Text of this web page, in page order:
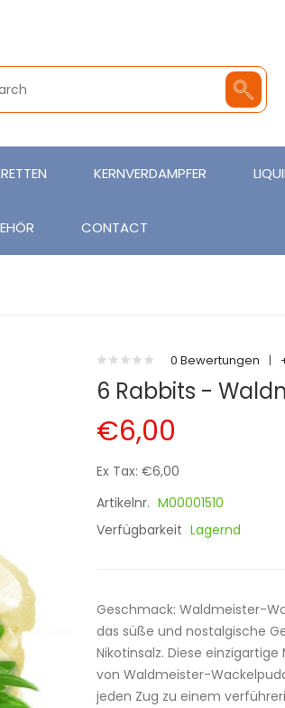
KERNVERDAMPFER
CONTACT
0 Bewertungen |
6 Rabbits -
€6,00
Ex Tax: €6,00
Artikelnr. M00001510
Verfügbarkeit Lagernd
Geschmack: Waldmeister-
das süße und nostalgische
Nikotinsalz. Diese
von Waldmeister-
jeden Zug zu einem